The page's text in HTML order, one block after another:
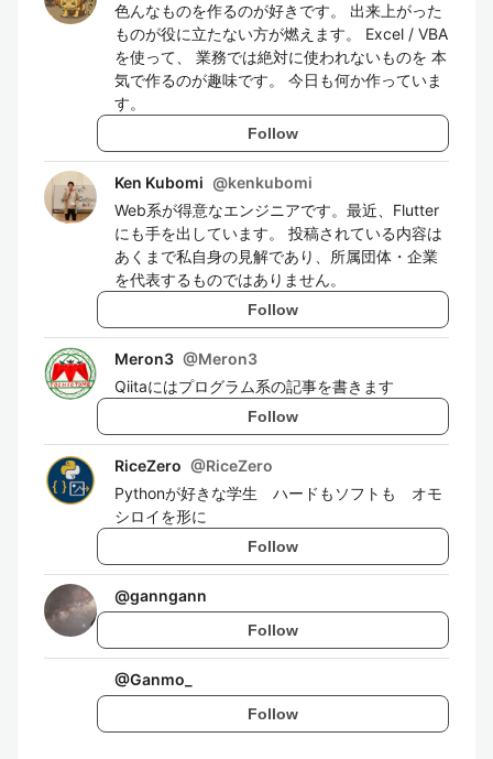
色んなものを作るのが好きです。 出来上がった
ものが役に立たない方が燃えます。 Excel / VBA
を使って、 業務では絶対に使われないものを 本
気で作るのが趣味です。 今日も何か作っていま
す。
Follow
Ken Kubomi @kenkubomi
Web系が得意なエンジニアです。最近、Flutter
にも手を出しています。 投稿されている内容は
あくまで私自身の見解であり、所属団体・企業
を代表するものではありません。
Follow
Meron3 @Meron3
Qiitaにはプログラム系の記事を書きます
Follow
RiceZero @RiceZero
Pythonが好きな学生 ハードもソフトも オモ
シロイを形に
Follow
@ganngann
Follow
@Ganmo_
Follow